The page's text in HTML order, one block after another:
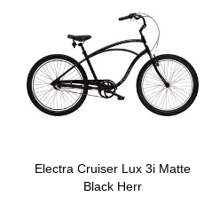
Electra Cruiser Lux 3i Matte
Black Herr